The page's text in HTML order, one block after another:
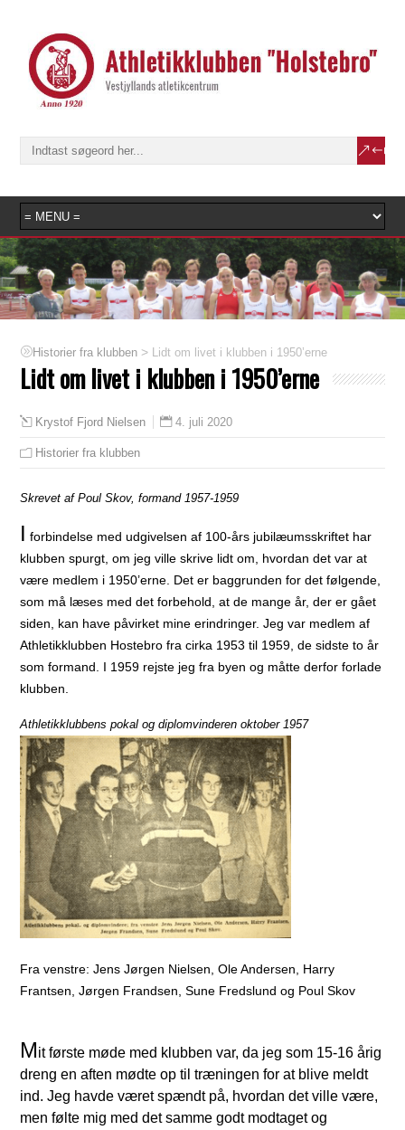
Historier fra klubben > Lidt om livet i klubben i 1950’erne
Lidt om livet i klubben i 1950’erne
Krystof Fjord Nielsen 4. juli 2020
Historier fra klubben
Skrevet af Poul Skov, formand 1957-1959
I forbindelse med udgivelsen af 100-års jubilæumsskriftet har
klubben spurgt, om jeg ville skrive lidt om, hvordan det var at
være medlem i 1950’erne. Det er baggrunden for det følgende,
som må læses med det forbehold, at de mange år, der er gået
siden, kan have påvirket mine erindringer. Jeg var medlem af
Athletikklubben Hostebro fra cirka 1953 til 1959, de sidste to år
som formand. I 1959 rejste jeg fra byen og måtte derfor forlade
klubben.
Athletikklubbens pokal og diplomvinderen oktober 1957
Fra venstre: Jens Jørgen Nielsen, Ole Andersen, Harry
Frantsen, Jørgen Frandsen, Sune Fredslund og Poul Skov
Mit første møde med klubben var, da jeg som 15-16 årig
dreng en aften mødte op til træningen for at blive meldt
ind. Jeg havde været spændt på, hvordan det ville være,
men følte mig med det samme godt modtaget og